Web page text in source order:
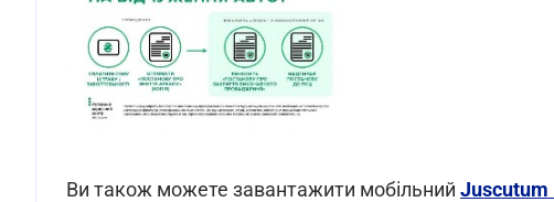
Ви також можете завантажити мобільний Juscutum